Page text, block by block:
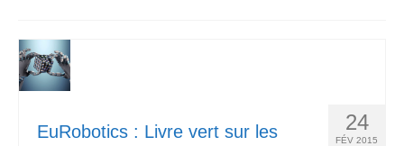
24
FÉV 2015
EuRobotics : Livre vert sur les